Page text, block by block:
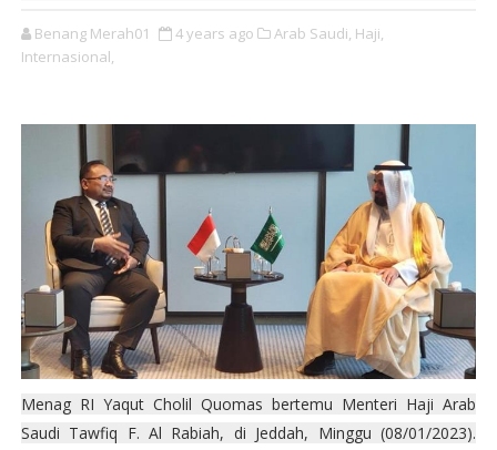
Benang Merah01 4 years ago Arab Saudi, Haji,
Internasional,
Menag RI Yaqut Cholil Quomas bertemu Menteri Haji Arab
Saudi Tawfiq F. Al Rabiah, di Jeddah, Minggu (08/01/2023).